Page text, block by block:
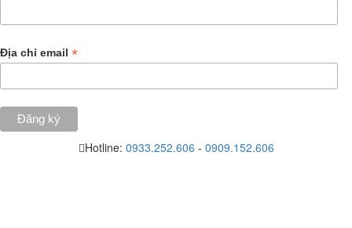
Địa chỉ email *
Hotline: 0933.252.606 - 0909.152.606